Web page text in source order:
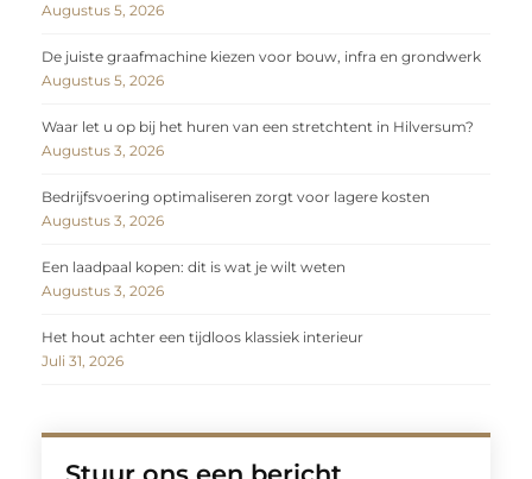
Augustus 5, 2026
De juiste graafmachine kiezen voor bouw, infra en grondwerk
Augustus 5, 2026
Waar let u op bij het huren van een stretchtent in Hilversum?
Augustus 3, 2026
Bedrijfsvoering optimaliseren zorgt voor lagere kosten
Augustus 3, 2026
Een laadpaal kopen: dit is wat je wilt weten
Augustus 3, 2026
Het hout achter een tijdloos klassiek interieur
Juli 31, 2026